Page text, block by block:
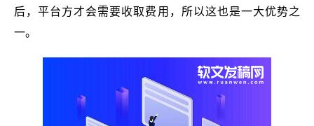
后，平台方才会需要收取费用，所以这也是一大优势之
一。